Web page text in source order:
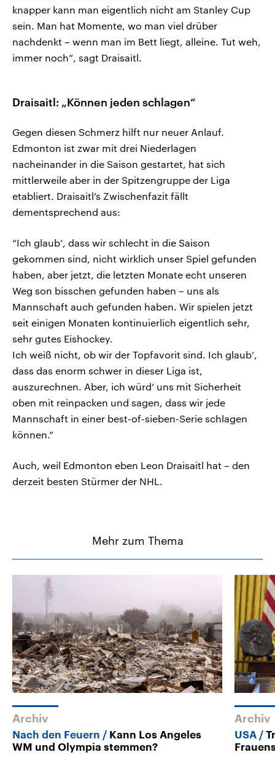
knapper kann man eigentlich nicht am Stanley Cup
sein. Man hat Momente, wo man viel drüber
nachdenkt – wenn man im Bett liegt, alleine. Tut weh,
immer noch”, sagt Draisaitl.
Draisaitl: „Können jeden schlagen“
Gegen diesen Schmerz hilft nur neuer Anlauf.
Edmonton ist zwar mit drei Niederlagen
nacheinander in die Saison gestartet, hat sich
mittlerweile aber in der Spitzengruppe der Liga
etabliert. Draisaitl’s Zwischenfazit fällt
dementsprechend aus:
“Ich glaub’, dass wir schlecht in die Saison
gekommen sind, nicht wirklich unser Spiel gefunden
haben, aber jetzt, die letzten Monate echt unseren
Weg son bisschen gefunden haben – uns als
Mannschaft auch gefunden haben. Wir spielen jetzt
seit einigen Monaten kontinuierlich eigentlich sehr,
sehr gutes Eishockey.
Ich weiß nicht, ob wir der Topfavorit sind. Ich glaub’,
dass das enorm schwer in dieser Liga ist,
auszurechnen. Aber, ich würd’ uns mit Sicherheit
oben mit reinpacken und sagen, dass wir jede
Mannschaft in einer best-of-sieben-Serie schlagen
können.”
Auch, weil Edmonton eben Leon Draisaitl hat – den
derzeit besten Stürmer der NHL.
Mehr zum Thema
Archiv
Nach den Feuern
Kann Los Angeles
WM und Olympia stemmen?
Archiv
USA